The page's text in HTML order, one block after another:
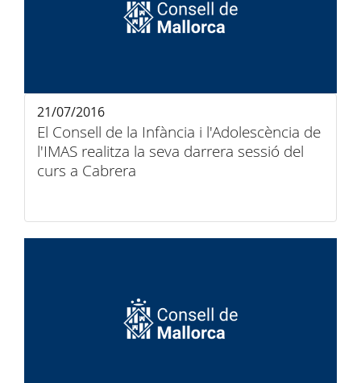
El Consell de la Infància i l'Adolescència de
l'IMAS realitza la seva darrera sessió del
curs a Cabrera
21/07/2016